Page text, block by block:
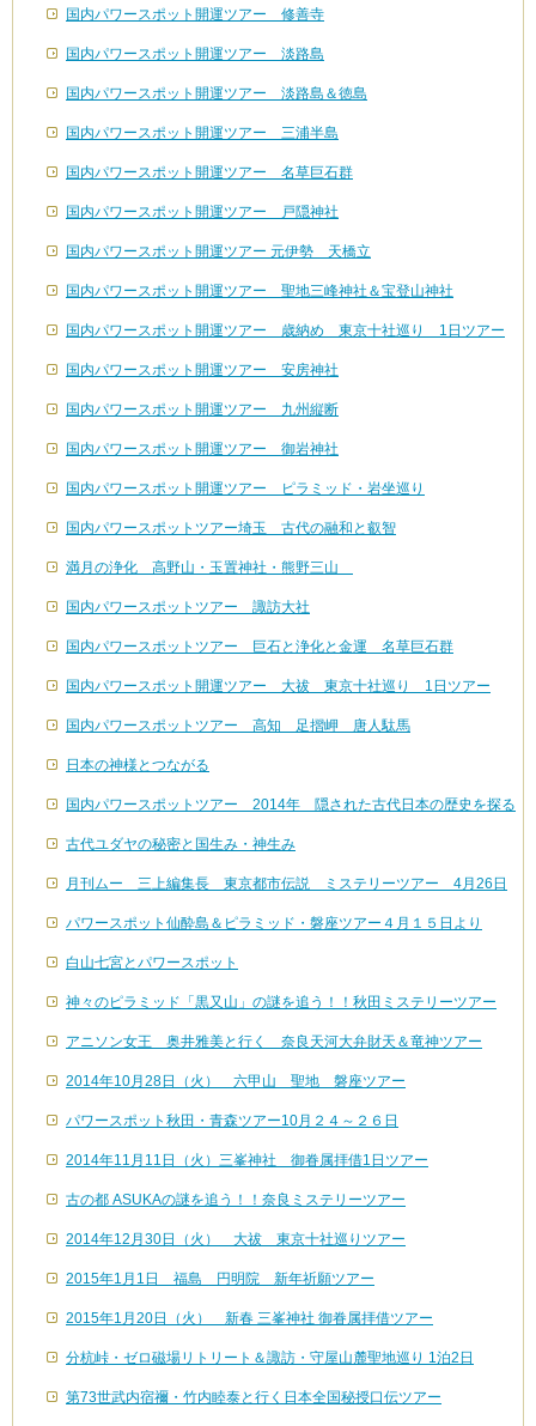
国内パワースポット開運ツアー 修善寺
国内パワースポット開運ツアー 淡路島
国内パワースポット開運ツアー 淡路島＆徳島
国内パワースポット開運ツアー 三浦半島
国内パワースポット開運ツアー 名草巨石群
国内パワースポット開運ツアー 戸隠神社
国内パワースポット開運ツアー 元伊勢 天橋立
国内パワースポット開運ツアー 聖地三峰神社＆宝登山神社
国内パワースポット開運ツアー 歳納め 東京十社巡り 1日ツアー
国内パワースポット開運ツアー 安房神社
国内パワースポット開運ツアー 九州縦断
国内パワースポット開運ツアー 御岩神社
国内パワースポット開運ツアー ピラミッド・岩坐巡り
国内パワースポットツアー埼玉 古代の融和と叡智
満月の浄化 高野山・玉置神社・熊野三山
国内パワースポットツアー 諏訪大社
国内パワースポットツアー 巨石と浄化と金運 名草巨石群
国内パワースポット開運ツアー 大祓 東京十社巡り 1日ツアー
国内パワースポットツアー 高知 足摺岬 唐人駄馬
日本の神様とつながる
国内パワースポットツアー 2014年 隠された古代日本の歴史を探る
古代ユダヤの秘密と国生み・神生み
月刊ムー 三上編集長 東京都市伝説 ミステリーツアー 4月26日
パワースポット仙酔島＆ピラミッド・磐座ツアー４月１５日より
白山七宮とパワースポット
神々のピラミッド「黒又山」の謎を追う！！秋田ミステリーツアー
アニソン女王 奥井雅美と行く 奈良天河大弁財天＆竜神ツアー
2014年10月28日（火） 六甲山 聖地 磐座ツアー
パワースポット秋田・青森ツアー10月２４～２６日
2014年11月11日（火）三峯神社 御眷属拝借1日ツアー
古の都 ASUKAの謎を追う！！奈良ミステリーツアー
2014年12月30日（火） 大祓 東京十社巡りツアー
2015年1月1日 福島 円明院 新年祈願ツアー
2015年1月20日（火） 新春 三峯神社 御眷属拝借ツアー
分杭峠・ゼロ磁場リトリート＆諏訪・守屋山麓聖地巡り 1泊2日
第73世武内宿禰・竹内睦泰と行く日本全国秘授口伝ツアー